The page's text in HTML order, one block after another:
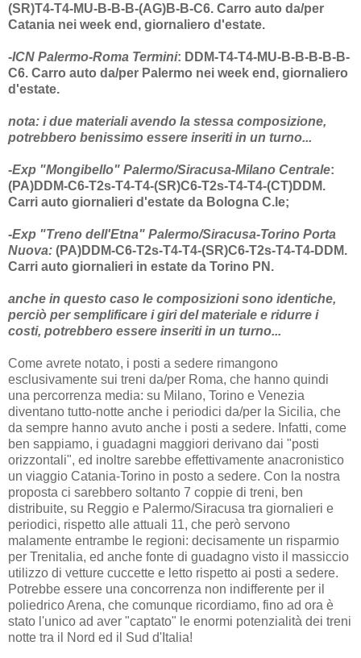
(SR)T4-T4-MU-B-B-B-(AG)B-B-C6. Carro auto da/per
Catania nei week end, giornaliero d'estate.
-ICN Palermo-Roma Termini: DDM-T4-T4-MU-B-B-B-B-B-
C6. Carro auto da/per Palermo nei week end, giornaliero
d'estate.
nota: i due materiali avendo la stessa composizione,
potrebbero benissimo essere inseriti in un turno...
-Exp "Mongibello" Palermo/Siracusa-Milano Centrale:
(PA)DDM-C6-T2s-T4-T4-(SR)C6-T2s-T4-T4-(CT)DDM.
Carri auto giornalieri d'estate da Bologna C.le;
-Exp "Treno dell'Etna" Palermo/Siracusa-Torino Porta
Nuova: (PA)DDM-C6-T2s-T4-T4-(SR)C6-T2s-T4-T4-DDM.
Carri auto giornalieri in estate da Torino PN.
anche in questo caso le composizioni sono identiche,
perciò per semplificare i giri del materiale e ridurre i
costi, potrebbero essere inseriti in un turno...
Come avrete notato, i posti a sedere rimangono
esclusivamente sui treni da/per Roma, che hanno quindi
una percorrenza media: su Milano, Torino e Venezia
diventano tutto-notte anche i periodici da/per la Sicilia, che
da sempre hanno avuto anche i posti a sedere. Infatti, come
ben sappiamo, i guadagni maggiori derivano dai "posti
orizzontali", ed inoltre sarebbe effettivamente anacronistico
un viaggio Catania-Torino in posto a sedere. Con la nostra
proposta ci sarebbero soltanto 7 coppie di treni, ben
distribuite, su Reggio e Palermo/Siracusa tra giornalieri e
periodici, rispetto alle attuali 11, che però servono
malamente entrambe le regioni: decisamente un risparmio
per Trenitalia, ed anche fonte di guadagno visto il massiccio
utilizzo di vetture cuccette e letto rispetto ai posti a sedere.
Potrebbe essere una concorrenza non indifferente per il
poliedrico Arena, che comunque ricordiamo, fino ad ora è
stato l'unico ad aver "captato" le enormi potenzialità dei treni
notte tra il Nord ed il Sud d'Italia!